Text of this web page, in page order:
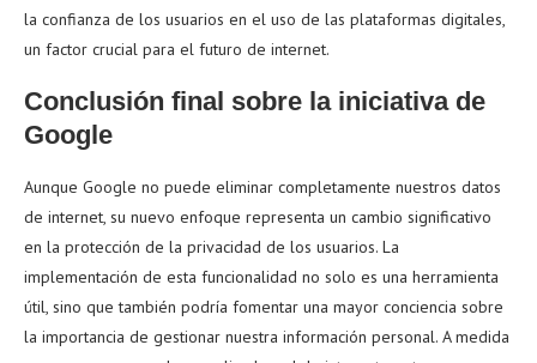
la confianza de los usuarios en el uso de las plataformas digitales,
un factor crucial para el futuro de internet.
Conclusión final sobre la iniciativa de
Google
Aunque Google no puede eliminar completamente nuestros datos
de internet, su nuevo enfoque representa un cambio significativo
en la protección de la privacidad de los usuarios. La
implementación de esta funcionalidad no solo es una herramienta
útil, sino que también podría fomentar una mayor conciencia sobre
la importancia de gestionar nuestra información personal. A medida